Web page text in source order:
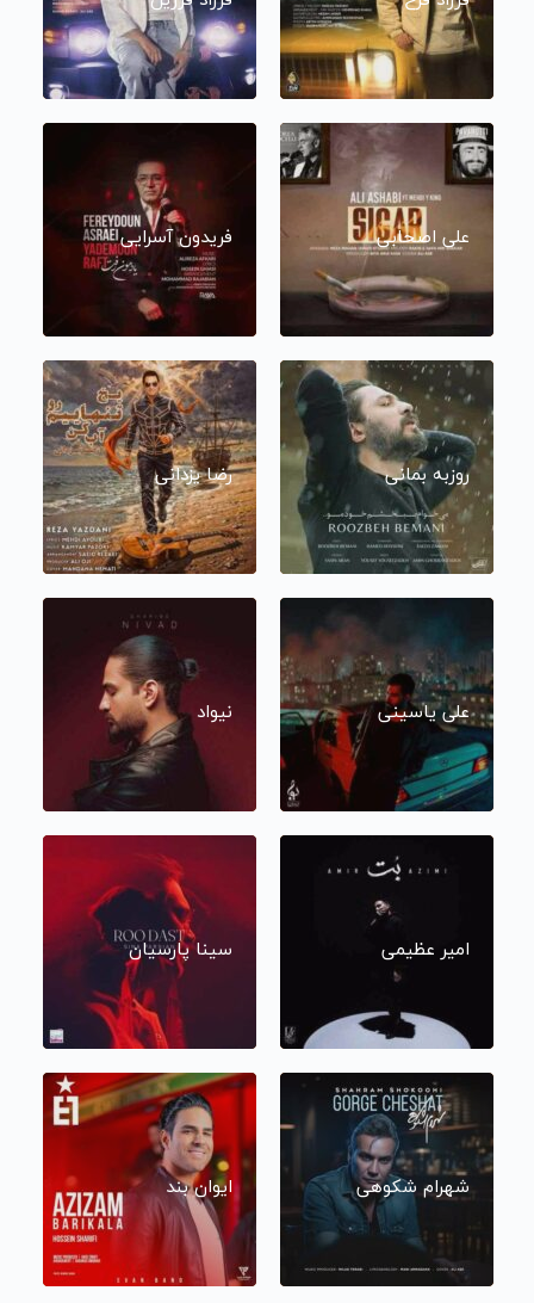
علی اصحابی فریدون آسرایی
روزبه بمانی رضا یزدانی
علی یاسینی نیواد
امیر عظیمی سینا پارسیان
شهرام شکوهی ایوان بند